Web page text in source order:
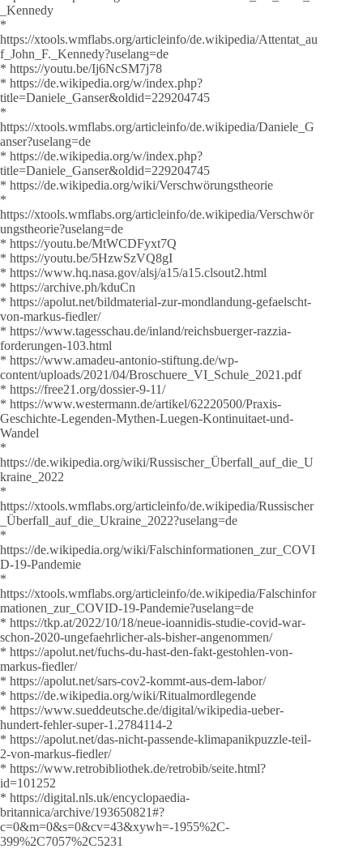
_Kennedy
*
https://xtools.wmflabs.org/articleinfo/de.wikipedia/Attentat_au
f_John_F._Kennedy?uselang=de
* https://youtu.be/Ij6NcSM7j78
* https://de.wikipedia.org/w/index.php?
title=Daniele_Ganser&oldid=229204745
*
https://xtools.wmflabs.org/articleinfo/de.wikipedia/Daniele_G
anser?uselang=de
* https://de.wikipedia.org/w/index.php?
title=Daniele_Ganser&oldid=229204745
* https://de.wikipedia.org/wiki/Verschwörungstheorie
*
https://xtools.wmflabs.org/articleinfo/de.wikipedia/Verschwör
ungstheorie?uselang=de
* https://youtu.be/MtWCDFyxt7Q
* https://youtu.be/5HzwSzVQ8gI
* https://www.hq.nasa.gov/alsj/a15/a15.clsout2.html
* https://archive.ph/kduCn
* https://apolut.net/bildmaterial-zur-mondlandung-gefaelscht-
von-markus-fiedler/
* https://www.tagesschau.de/inland/reichsbuerger-razzia-
forderungen-103.html
* https://www.amadeu-antonio-stiftung.de/wp-
content/uploads/2021/04/Broschuere_VI_Schule_2021.pdf
* https://free21.org/dossier-9-11/
* https://www.westermann.de/artikel/62220500/Praxis-
Geschichte-Legenden-Mythen-Luegen-Kontinuitaet-und-
Wandel
*
https://de.wikipedia.org/wiki/Russischer_Überfall_auf_die_U
kraine_2022
*
https://xtools.wmflabs.org/articleinfo/de.wikipedia/Russischer
_Überfall_auf_die_Ukraine_2022?uselang=de
*
https://de.wikipedia.org/wiki/Falschinformationen_zur_COVI
D-19-Pandemie
*
https://xtools.wmflabs.org/articleinfo/de.wikipedia/Falschinfor
mationen_zur_COVID-19-Pandemie?uselang=de
* https://tkp.at/2022/10/18/neue-ioannidis-studie-covid-war-
schon-2020-ungefaehrlicher-als-bisher-angenommen/
* https://apolut.net/fuchs-du-hast-den-fakt-gestohlen-von-
markus-fiedler/
* https://apolut.net/sars-cov2-kommt-aus-dem-labor/
* https://de.wikipedia.org/wiki/Ritualmordlegende
* https://www.sueddeutsche.de/digital/wikipedia-ueber-
hundert-fehler-super-1.2784114-2
* https://apolut.net/das-nicht-passende-klimapanikpuzzle-teil-
2-von-markus-fiedler/
* https://www.retrobibliothek.de/retrobib/seite.html?
id=101252
* https://digital.nls.uk/encyclopaedia-
britannica/archive/193650821#?
c=0&m=0&s=0&cv=43&xywh=-1955%2C-
399%2C7057%2C5231